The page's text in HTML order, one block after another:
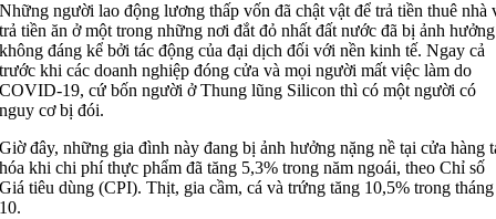
Những người lao động lương thấp vốn đã chật vật để trả tiền thuê nhà
trả tiền ăn ở một trong những nơi đắt đỏ nhất đất nước đã bị ảnh hưởng
không đáng kể bởi tác động của đại dịch đối với nền kinh tế. Ngay cả
trước khi các doanh nghiệp đóng cửa và mọi người mất việc làm do
COVID-19, cứ bốn người ở Thung lũng Silicon thì có một người có
nguy cơ bị đói.
Giờ đây, những gia đình này đang bị ảnh hưởng nặng nề tại cửa hàng
hóa khi chi phí thực phẩm đã tăng 5,3% trong năm ngoái, theo Chỉ số
Giá tiêu dùng (CPI). Thịt, gia cầm, cá và trứng tăng 10,5% trong tháng
10.